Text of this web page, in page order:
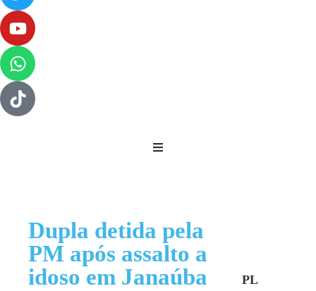
Dupla detida pela
PM após assalto a
idoso em Janaúba
PL